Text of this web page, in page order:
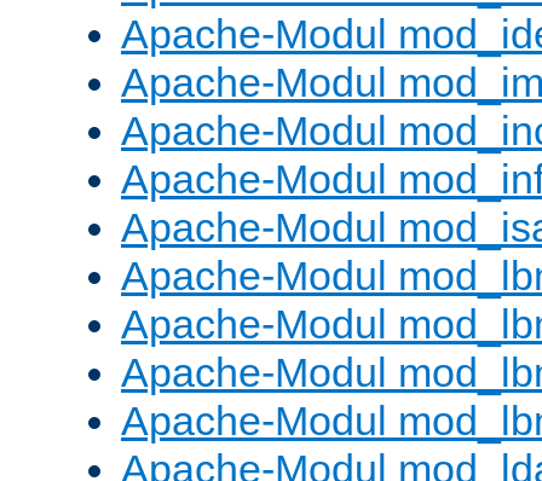
Apache-Modul
Apache-Modul
Apache-Modul
Apache-Modul
Apache-Modul
Apache-Modul
Apache-Modul
Apache-Modul
Apache-Modul
Apache-Modul